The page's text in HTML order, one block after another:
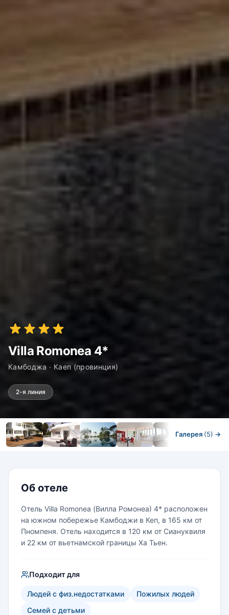
Villa Romonea 4*
Камбоджа · Каеп (провинция)
2-я линия
Галерея (5) →
Об отеле
Отель Villa Romonea (Вилла Ромонеа) 4* расположен
на южном побережье Камбоджи в Кеп, в 165 км от
Пномпеня. Отель находится в 120 км от Сиануквиля
и 22 км от вьетнамской границы Ха Тьен.
Подходит для
Людей с физ.недостатками
Пожилых людей
Семей с детьми